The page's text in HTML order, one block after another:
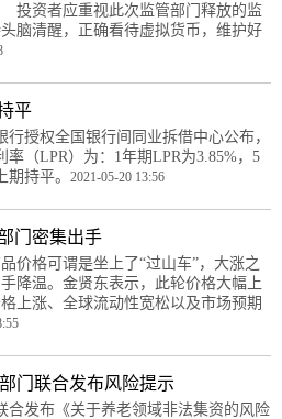
投资者应重视此次监管部门释放的监
脑清醒，正确看待虚拟货币，维护好
平
授权全国银行间同业拆借中心公布，
率（LPR）为：1年期LPR为3.85%，5
持平。 2021-05-20 13:56
门密集出手
价格可谓是坐上了“过山车”，大涨之
降温。金贤东表示，此轮价格大幅上
上涨、全球流动性宽松以及市场预期
门联合发布风险提示
合发布《关于养老领域非法集资的风险